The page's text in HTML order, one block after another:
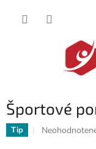
Športové
Tip
Priemerné